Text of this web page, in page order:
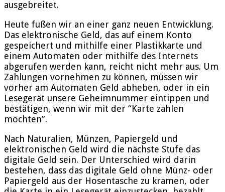
ausgebreitet.
Heute fußen wir an einer ganz neuen Entwicklung.
Das elektronische Geld, das auf einem Konto
gespeichert und mithilfe einer Plastikkarte und
einem Automaten oder mithilfe des Internets
abgerufen werden kann, reicht nicht mehr aus. Um
Zahlungen vornehmen zu können, müssen wir
vorher am Automaten Geld abheben, oder in ein
Lesegerät unsere Geheimnummer eintippen und
bestätigen, wenn wir mit der “Karte zahlen
möchten”.
Nach Naturalien, Münzen, Papiergeld und
elektronischen Geld wird die nächste Stufe das
digitale Geld sein. Der Unterschied wird darin
bestehen, dass das digitale Geld ohne Münz- oder
Papiergeld aus der Hosentasche zu kramen, oder